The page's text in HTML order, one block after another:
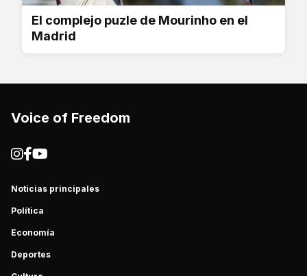
El complejo puzle de Mourinho en el
Madrid
Voice of Freedom
Noticias principales
Política
Economía
Deportes